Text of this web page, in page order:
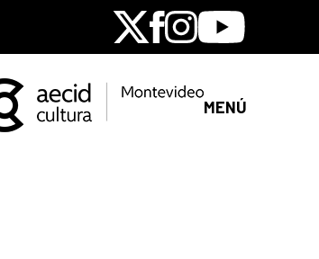
X Facebook
Instagram
Youtube
MENÚ